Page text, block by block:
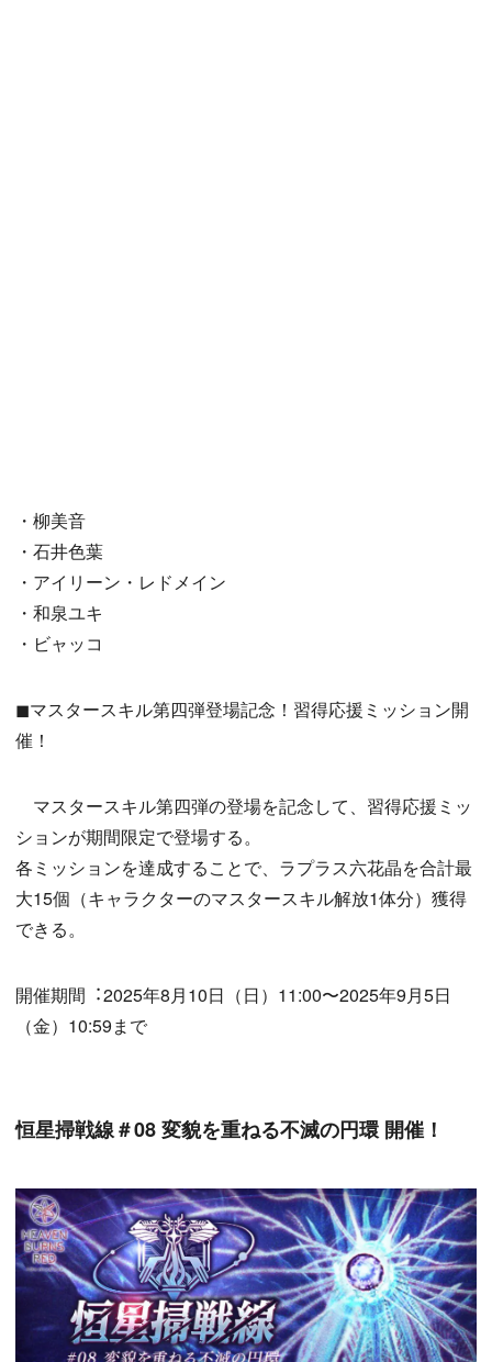
・柳美音
・石井色葉
・アイリーン・レドメイン
・和泉ユキ
・ビャッコ
◼マスタースキル第四弾登場記念！習得応援ミッション開
催！
マスタースキル第四弾の登場を記念して、習得応援ミッ
ションが期間限定で登場する。
各ミッションを達成することで、ラプラス六花晶を合計最
大15個（キャラクターのマスタースキル解放1体分）獲得
できる。
開催期間︓2025年8月10日（日）11:00〜2025年9月5日
（金）10:59まで
恒星掃戦線＃08 変貌を重ねる不滅の円環 開催！